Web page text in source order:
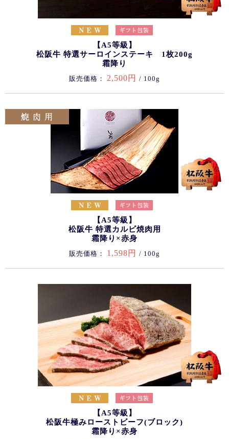
【A5等級】
松阪牛 特選サーロインステーキ 1枚200g
霜降り
販売価格： 2,500円 / 100g
【A5等級】
松阪牛 特選カルビ焼肉用
霜降り×赤身
販売価格： 1,598円 / 100g
【A5等級】
松阪牛極みローストビーフ(ブロック)
霜降り×赤身